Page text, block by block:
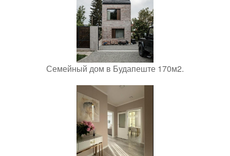
Семейный дом в Будапеште 170м2.